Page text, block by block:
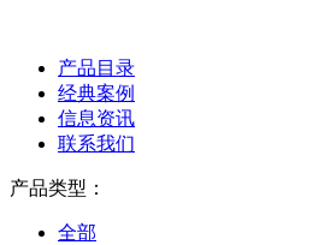
产品目录
经典案例
信息资讯
联系我们
产品类型：
全部